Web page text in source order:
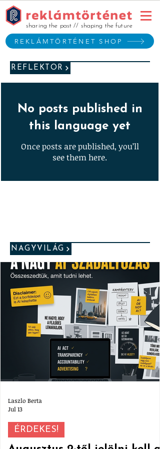
REKLÁMTÖRTÉNET SHOP
sharing the past // shaping the future
REFLEKTOR
No posts published in
this language yet
Once posts are published, you’ll
see them here.
NAGYVILÁG
ÉRDEKES!
Laszlo Berta
Jul 13